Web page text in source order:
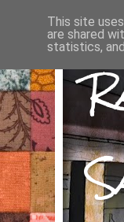
This site
are shared
statistics,